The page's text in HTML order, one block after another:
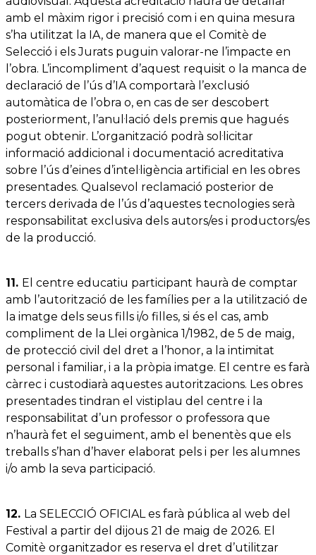
amb el màxim rigor i precisió com i en quina mesura
s’ha utilitzat la IA, de manera que el Comitè de
Selecció i els Jurats puguin valorar-ne l’impacte en
l’obra. L’incompliment d’aquest requisit o la manca de
declaració de l’ús d’IA comportarà l’exclusió
automàtica de l’obra o, en cas de ser descobert
posteriorment, l’anul·lació dels premis que hagués
pogut obtenir. L’organització podrà sol·licitar
informació addicional i documentació acreditativa
sobre l’ús d’eines d’intel·ligència artificial en les obres
presentades. Qualsevol reclamació posterior de
tercers derivada de l’ús d’aquestes tecnologies serà
responsabilitat exclusiva dels autors/es i productors/es
de la producció.
11. El centre educatiu participant haurà de comptar
amb l’autorització de les famílies per a la utilització de
la imatge dels seus fills i/o filles, si és el cas, amb
compliment de la Llei orgànica 1/1982, de 5 de maig,
de protecció civil del dret a l’honor, a la intimitat
personal i familiar, i a la pròpia imatge. El centre es farà
càrrec i custodiarà aquestes autoritzacions. Les obres
presentades tindran el vistiplau del centre i la
responsabilitat d’un professor o professora que
n’haurà fet el seguiment, amb el benentès que els
treballs s’han d’haver elaborat pels i per les alumnes
i/o amb la seva participació.
12. La SELECCIÓ OFICIAL es farà pública al web del
Festival a partir del dijous 21 de maig de 2026. El
Comitè organitzador es reserva el dret d’utilitzar